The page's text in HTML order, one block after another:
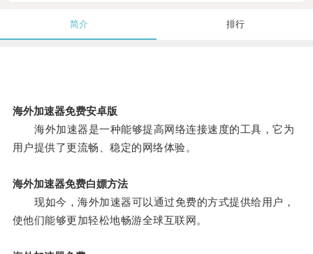
简介 排行
海外加速器免费安卓版
海外加速器是一种能够提高网络连接速度的工具，它为
用户提供了更流畅、稳定的网络体验。
海外加速器免费白嫖方法
现如今，海外加速器可以通过免费的方式提供给用户，
使他们能够更加轻松地畅游全球互联网。